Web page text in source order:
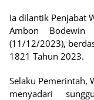
Ia dilantik Penjabat
Ambon
(11/12/2023),
1821 Tahun 2023.
Selaku Pemerintah,
menyadari